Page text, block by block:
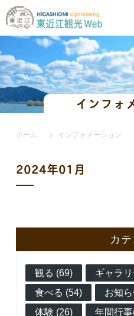
インフォ
ホーム インフォメーション
2024年01月
カテ
観る (69) ギャラ
食べる (54)
お知
体験 (26)
年間行